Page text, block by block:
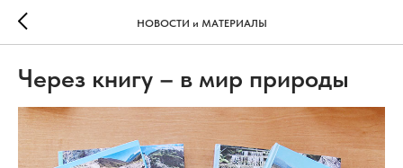
НОВОСТИ и МАТЕРИАЛЫ
Через книгу – в мир природы